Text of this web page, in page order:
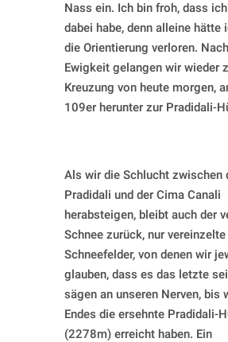
Nass ein. Ich bin froh, dass
dabei habe, denn alleine hätte
die Orientierung verloren.
Ewigkeit gelangen wir wieder
Kreuzung von heute morgen,
109er herunter zur Pradidali-
Als wir die Schlucht zwischen
Pradidali und der Cima Canali
herabsteigen, bleibt auch der
Schnee zurück, nur vereinzelte
Schneefelder, von denen wir
glauben, dass es das letzte
sägen an unseren Nerven, bis
Endes die ersehnte Pradidali-
(2278m) erreicht haben. Ein